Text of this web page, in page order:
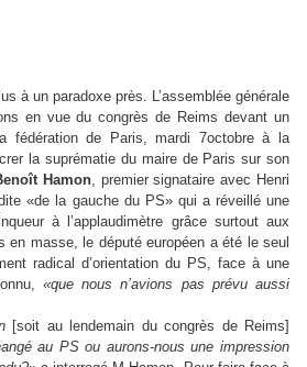
à un paradoxe près. L’assemblée générale
en vue du congrès de Reims devant un
de Paris, mardi 7­octobre à la
la suprématie du maire de Paris sur son
Hamon, premier signataire avec Henri
«de la gauche du PS» qui a réveillé une
à l’applaudimètre grâce surtout aux
en masse, le député européen a été le seul
radical d’orientation du PS, face à une
«que nous n’avions pas prévu aussi
[soit au lendemain du congrès de Reims]
au PS ou aurons-nous une impression